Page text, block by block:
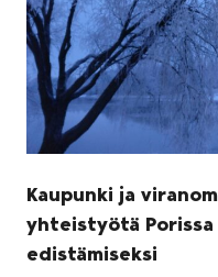
Kaupunki ja
yhteistyötä
edistämiseksi